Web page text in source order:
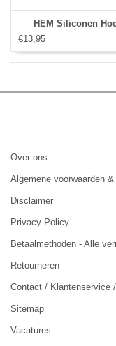
HEM Siliconen
€13,95
Over ons
Algemene voorwaarden
Disclaimer
Privacy Policy
Betaalmethoden - Alle
Retourneren
Contact / Klantenservice
Sitemap
Vacatures